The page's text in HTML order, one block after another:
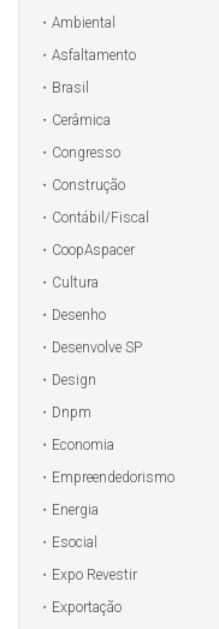
Ambiental
Asfaltamento
Brasil
Cerâmica
Congresso
Construção
Contábil/Fiscal
CoopAspacer
Cultura
Desenho
Desenvolve SP
Design
Dnpm
Economia
Empreendedorismo
Energia
Esocial
Expo Revestir
Exportação